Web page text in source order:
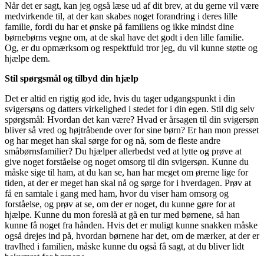
Når det er sagt, kan jeg også læse ud af dit brev, at du gerne vil være
medvirkende til, at der kan skabes noget forandring i deres lille
familie, fordi du har et ønske på familiens og ikke mindst dine
børnebørns vegne om, at de skal have det godt i den lille familie.
Og, er du opmærksom og respektfuld tror jeg, du vil kunne støtte og
hjælpe dem.
Stil spørgsmål og tilbyd din hjælp
Det er altid en rigtig god ide, hvis du tager udgangspunkt i din
svigersøns og datters virkelighed i stedet for i din egen. Stil dig selv
spørgsmål: Hvordan det kan være? Hvad er årsagen til din svigersøn
bliver så vred og højtråbende over for sine børn? Er han mon presset
og har meget han skal sørge for og nå, som de fleste andre
småbørnsfamilier? Du hjælper allerbedst ved at lytte og prøve at
give noget forståelse og noget omsorg til din svigersøn. Kunne du
måske sige til ham, at du kan se, han har meget om ørerne lige for
tiden, at der er meget han skal nå og sørge for i hverdagen. Prøv at
få en samtale i gang med ham, hvor du viser ham omsorg og
forståelse, og prøv at se, om der er noget, du kunne gøre for at
hjælpe. Kunne du mon foreslå at gå en tur med børnene, så han
kunne få noget fra hånden. Hvis det er muligt kunne snakken måske
også drejes ind på, hvordan børnene har det, om de mærker, at der er
travlhed i familien, måske kunne du også få sagt, at du bliver lidt